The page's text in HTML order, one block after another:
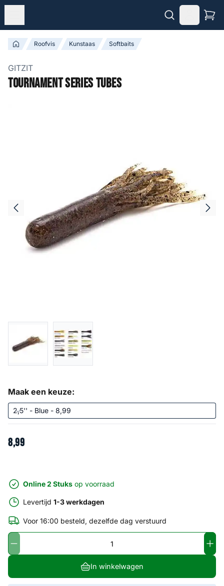
Roofvis Kunstaas Softbaits
GITZIT
Tournament Series Tubes
Maak een keuze:
8,99
Online 2 Stuks op voorraad
Levertijd 1-3 werkdagen
Voor 16:00 besteld, dezelfde dag verstuurd
In winkelwagen